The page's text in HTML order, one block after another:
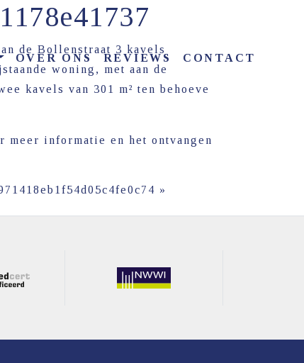
OVER ONS REVIEWS CONTACT
de Bollenstraat 3 kavels
woning, met aan de
kavels van 301 m² ten behoeve
meer informatie en het ontvangen
»